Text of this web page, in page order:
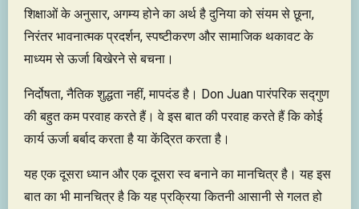
शिक्षाओं के अनुसार, अगम्य होने का अर्थ है दुनिया को संयम से छूना,
निरंतर भावनात्मक प्रदर्शन, स्पष्टीकरण और सामाजिक थकावट के
माध्यम से ऊर्जा बिखेरने से बचना।
निर्दोषता, नैतिक शुद्धता नहीं, मापदंड है। Don Juan पारंपरिक सद्गुण
की बहुत कम परवाह करते हैं। वे इस बात की परवाह करते हैं कि कोई
कार्य ऊर्जा बर्बाद करता है या केंद्रित करता है।
यह एक दूसरा ध्यान और एक दूसरा स्व बनाने का मानचित्र है। यह इस
बात का भी मानचित्र है कि यह प्रक्रिया कितनी आसानी से गलत हो